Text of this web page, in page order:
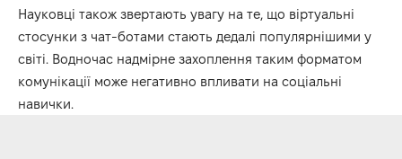
Науковці також звертають увагу на те, що віртуальні
стосунки з чат-ботами стають дедалі популярнішими у
світі. Водночас надмірне захоплення таким форматом
комунікації може негативно впливати на соціальні
навички.